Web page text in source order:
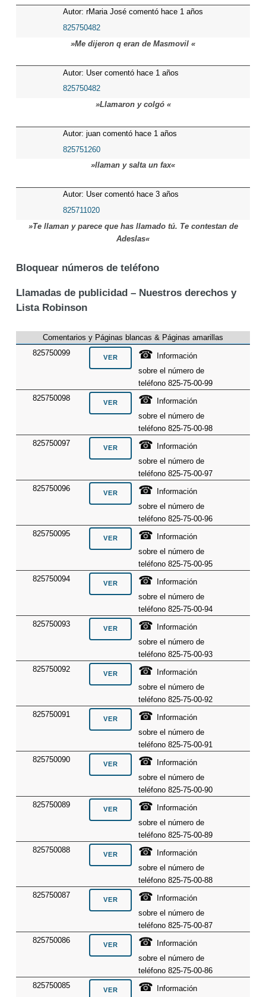
Autor: rMaria José comentó hace 1 años
825750482
»Me dijeron q eran de Masmovil «
Autor: User comentó hace 1 años
825750482
»Llamaron y colgó «
Autor: juan comentó hace 1 años
825751260
»llaman y salta un fax«
Autor: User comentó hace 3 años
825711020
»Te llaman y parece que has llamado tú. Te contestan de
Adeslas«
Bloquear números de teléfono
Llamadas de publicidad – Nuestros derechos y
Lista Robinson
Comentarios y Páginas blancas & Páginas amarillas
825750099
☎
Información
sobre el número de
teléfono 825-75-00-99
825750098
☎
Información
sobre el número de
teléfono 825-75-00-98
825750097
☎
Información
sobre el número de
teléfono 825-75-00-97
825750096
☎
Información
sobre el número de
teléfono 825-75-00-96
825750095
☎
Información
sobre el número de
teléfono 825-75-00-95
825750094
☎
Información
sobre el número de
teléfono 825-75-00-94
825750093
☎
Información
sobre el número de
teléfono 825-75-00-93
825750092
☎
Información
sobre el número de
teléfono 825-75-00-92
825750091
☎
Información
sobre el número de
teléfono 825-75-00-91
825750090
☎
Información
sobre el número de
teléfono 825-75-00-90
825750089
☎
Información
sobre el número de
teléfono 825-75-00-89
825750088
☎
Información
sobre el número de
teléfono 825-75-00-88
825750087
☎
Información
sobre el número de
teléfono 825-75-00-87
825750086
☎
Información
sobre el número de
teléfono 825-75-00-86
825750085
☎ Información